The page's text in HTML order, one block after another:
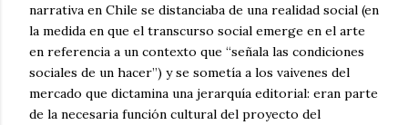
narrativa en Chile se distanciaba de una realidad social (en
la medida en que el transcurso social emerge en el arte
en referencia a un contexto que “señala las condiciones
sociales de un hacer”) y se sometía a los vaivenes del
mercado que dictamina una jerarquía editorial: eran parte
de la necesaria función cultural del proyecto del